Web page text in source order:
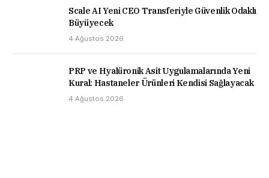
Scale AI Yeni CEO Transferiyle Güvenlik Odaklı
Büyüyecek
4 Ağustos 2026
PRP ve Hyalüronik Asit Uygulamalarında Yeni
Kural: Hastaneler Ürünleri Kendisi Sağlayacak
4 Ağustos 2026